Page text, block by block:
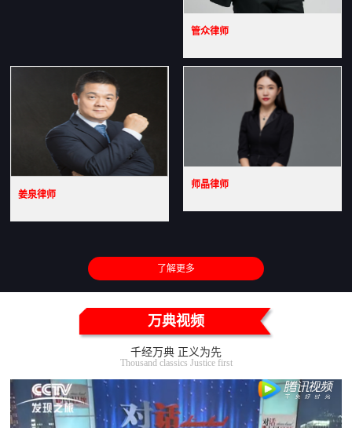
管众律师
姜泉律师
师晶律师
了解更多
万典视频
千经万典 正义为先
Thousand classics Justice first